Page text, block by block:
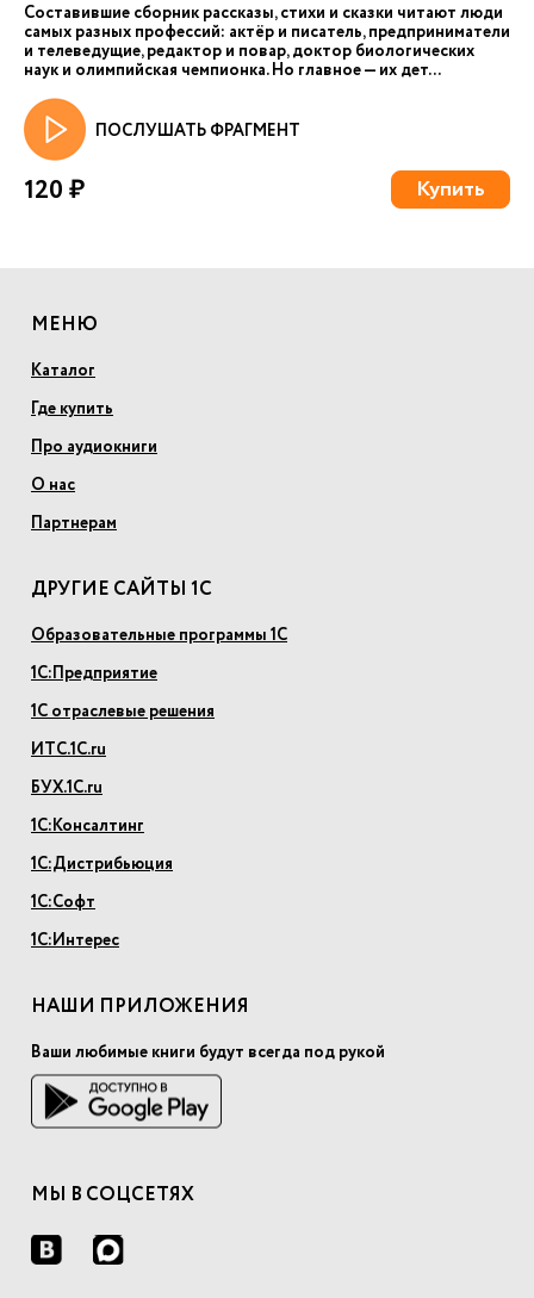
Составившие сборник рассказы, стихи и сказки читают люди
самых разных профессий: актёр и писатель, предприниматели
и телеведущие, редактор и повар, доктор биологических
наук и олимпийская чемпионка. Но главное — их дет...
ПОСЛУШАТЬ ФРАГМЕНТ
120 ₽ Купить
МЕНЮ
Каталог
Где купить
Про аудиокниги
О нас
Партнерам
ДРУГИЕ САЙТЫ 1С
Образовательные программы 1С
1С:Предприятие
1С отраслевые решения
ИТС.1С.ru
БУХ.1С.ru
1С:Консалтинг
1С:Дистрибьюция
1С:Софт
1С:Интерес
НАШИ ПРИЛОЖЕНИЯ
Ваши любимые книги будут всегда под рукой
МЫ В СОЦСЕТЯХ